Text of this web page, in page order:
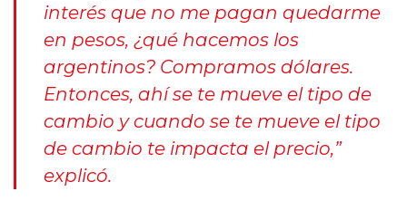
interés que no me pagan quedarme
en pesos, ¿qué hacemos los
argentinos? Compramos dólares.
Entonces, ahí se te mueve el tipo de
cambio y cuando se te mueve el tipo
de cambio te impacta el precio,”
explicó.